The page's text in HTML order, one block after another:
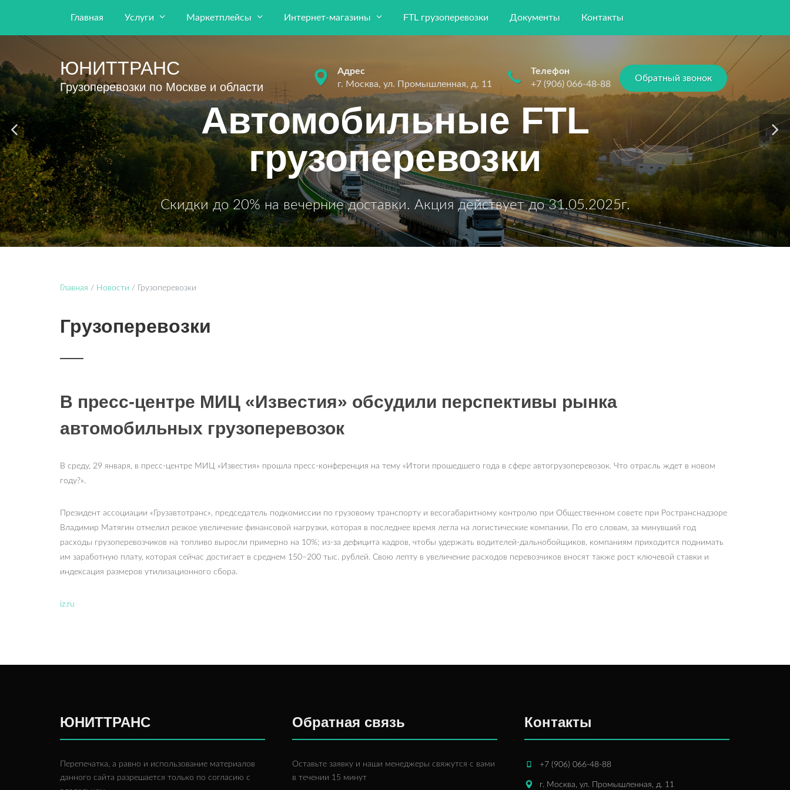
Главная Услуги Маркетплейсы Интернет-магазины FTL грузоперевозки Документы Контакты
ЮНИТТРАНС
Грузоперевозки по Москве и области
Обратный звонок
Адрес
г. Москва, ул. Промышленная, д. 11
Телефон
+7 (906) 066-48-88
Автомобильные FTL
грузоперевозки
Скидки до 20% на вечерние доставки. Акция действует до 31.05.2025г.
Главная / Новости / Грузоперевозки
Грузоперевозки
В пресс-центре МИЦ «Известия» обсудили перспективы рынка
автомобильных грузоперевозок
В среду, 29 января, в пресс-центре МИЦ «Известия» прошла пресс-конференция на тему «Итоги прошедшего года в сфере автогрузоперевозок. Что отрасль ждет в новом
году?».
Президент ассоциации «Грузавтотранс», председатель подкомиссии по грузовому транспорту и весогабаритному контролю при Общественном совете при Ространснадзоре
Владимир Матягин отмелил резкое увеличение финансовой нагрузки, которая в последнее время легла на логистические компании. По его словам, за минувший год
расходы грузоперевозчиков на топливо выросли примерно на 10%; из-за дефицита кадров, чтобы удержать водителей-дальнобойщиков, компаниям приходится поднимать
им заработную плату, которая сейчас достигает в среднем 150–200 тыс. рублей. Свою лепту в увеличение расходов перевозчиков вносят также рост ключевой ставки и
индексация размеров утилизационного сбора.
iz.ru
ЮНИТТРАНС
Перепечатка, а равно и использование материалов
данного сайта разрешается только по согласию с
Обратная связь
Оставьте заявку и наши менеджеры свяжутся с вами
в течении 15 минут
Контакты
+7 (906) 066-48-88
г. Москва, ул. Промышленная, д. 11